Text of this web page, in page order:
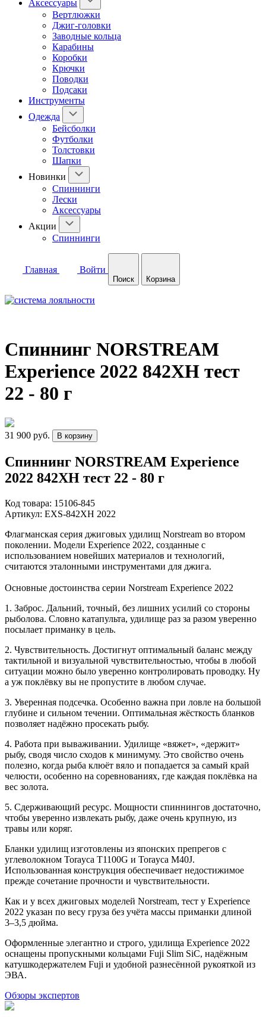
Аксессуары
Вертлюжки
Джиг-головки
Заводные кольца
Карабины
Коробки
Крючки
Поводки
Подсаки
Инструменты
Одежда
Бейсболки
Футболки
Толстовки
Шапки
Новинки
Спиннинги
Лески
Аксессуары
Акции
Спиннинги
Главная Войти
Поиск Корзина
Спиннинг NORSTREAM
Experience 2022 842XH тест
22 - 80 г
31 900 руб. В корзину
Спиннинг NORSTREAM Experience
2022 842XH тест 22 - 80 г
Код товара: 15106-845
Артикул: EXS-842XH 2022
Флагманская серия джиговых удилищ Norstream во втором
поколении. Модели Experience 2022, созданные с
использованием новейших материалов и технологий,
считаются эталонными инструментами для джига.
Основные достоинства серии Norstream Experience 2022
1. Заброс. Дальний, точный, без лишних усилий со стороны
рыболова. Словно катапульта, удилище раз за разом уверенно
посылает приманку в цель.
2. Чувствительность. Достигнут оптимальный баланс между
тактильной и визуальной чувствительностью, чтобы в любой
ситуации можно было уверенно контролировать проводку. Ну
а уж поклёвку вы не пропустите в любом случае.
3. Уверенная подсечка. Особенно важна при ловле на большой
глубине и сильном течении. Оптимальная жёсткость бланков
позволяет надёжно просекать рыбу.
4. Работа при вываживании. Удилище «вяжет», «держит»
рыбу, сводя число сходов к минимуму. Это свойство очень
полезно, когда рыба клюёт вяло и попадается за самый край
челюсти, особенно на соревнованиях, где каждая поклёвка на
вес золота.
5. Сдерживающий ресурс. Мощности спиннингов достаточно,
чтобы уверенно извлекать рыбу, даже очень крупную, из
травы или коряг.
Бланки удилищ изготовлены из японских препрегов с
углеволокном Torayca T1100G и Torayca M40J.
Использованная конструкция обеспечивает недостижимое
прежде сочетание прочности и чувствительности.
Как и у всех джиговых моделей Norstream, тест у Experience
2022 указан по весу груза без учёта массы приманки длиной
3–3,5 дюйма.
Оформленные элегантно и строго, удилища Experience 2022
оснащены пропускными кольцами Fuji Slim SiC, надёжным
катушкодержателем Fuji и удобной разнесённой рукояткой из
ЭВА.
Обзоры экспертов